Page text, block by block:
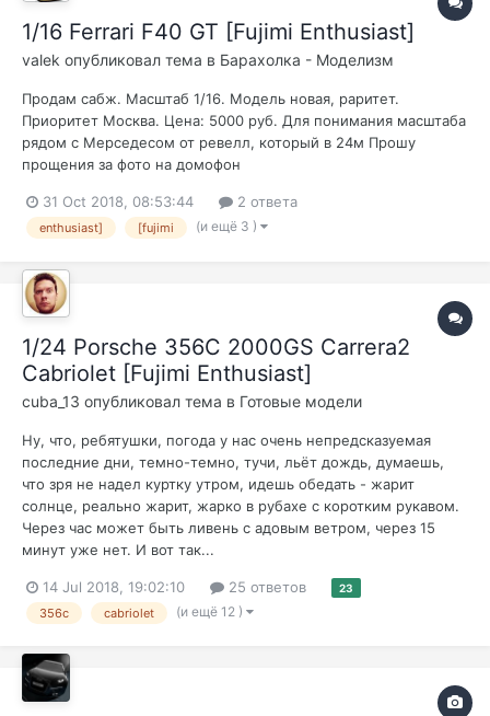
1/16 Ferrari F40 GT [Fujimi Enthusiast]
valek опубликовал тема в Барахолка - Моделизм
Продам сабж. Масштаб 1/16. Модель новая, раритет.
Приоритет Москва. Цена: 5000 руб. Для понимания масштаба
рядом с Мерседесом от ревелл, который в 24м Прошу
прощения за фото на домофон
31 Oct 2018, 08:53:44 2 ответа
enthusiast] [fujimi (и ещё 3 )
1/24 Porsche 356C 2000GS Carrera2
Cabriolet [Fujimi Enthusiast]
cuba_13 опубликовал тема в Готовые модели
Ну, что, ребятушки, погода у нас очень непредсказуемая
последние дни, темно-темно, тучи, льёт дождь, думаешь,
что зря не надел куртку утром, идешь обедать - жарит
солнце, реально жарит, жарко в рубахе с коротким рукавом.
Через час может быть ливень с адовым ветром, через 15
минут уже нет. И вот так...
14 Jul 2018, 19:02:10 25 ответов 23
356c cabriolet (и ещё 12 )